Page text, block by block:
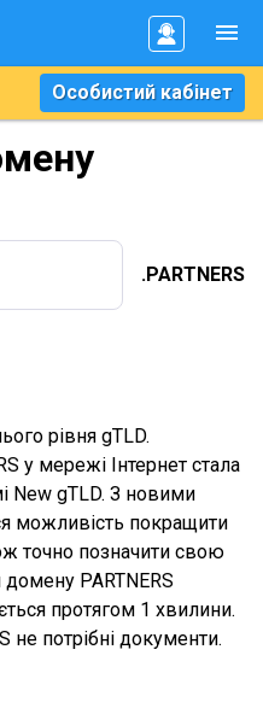
Особистий кабінет
.PARTNERS
рівня gTLD.
у мережі Інтернет стала
New gTLD. З новими
можливість покращити
точно позначити свою
домену PARTNERS
протягом 1 хвилини.
не потрібні документи.